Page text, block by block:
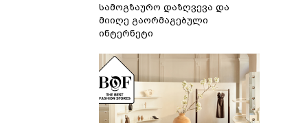
სამოგზაურო დაზღვევა და
მიიღე გაორმაგებული
ინტერნეტი